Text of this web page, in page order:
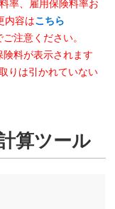
内容はこちら
注意ください。
料が表示されます
りは引かれていない
算ツール